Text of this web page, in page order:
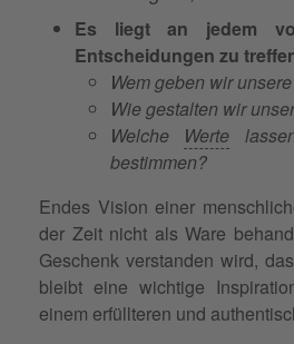
Es liegt an jedem
Entscheidungen zu
Wem geben wir
Wie gestalten wir
Welche Werte
bestimmen?
Endes Vision einer
der Zeit nicht als Ware
Geschenk verstanden wird,
bleibt eine wichtige
einem erfüllteren und